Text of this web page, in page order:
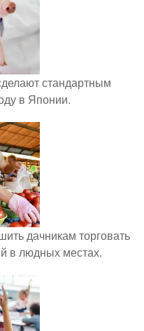
стандартным
в Японии.
дачникам торговать
в людных местах.